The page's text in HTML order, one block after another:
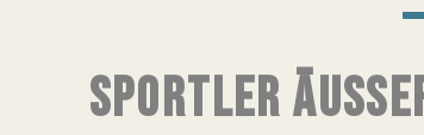
SPORTLER